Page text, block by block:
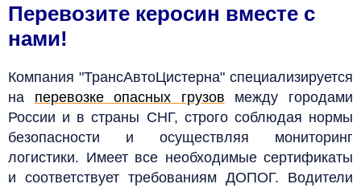
Перевозите керосин вместе с
нами!
Компания "ТрансАвтоЦистерна" специализируется
на перевозке опасных грузов между городами
России и в страны СНГ, строго соблюдая нормы
безопасности и осуществляя мониторинг
логистики. Имеет все необходимые сертификаты
и соответствует требованиям ДОПОГ. Водители